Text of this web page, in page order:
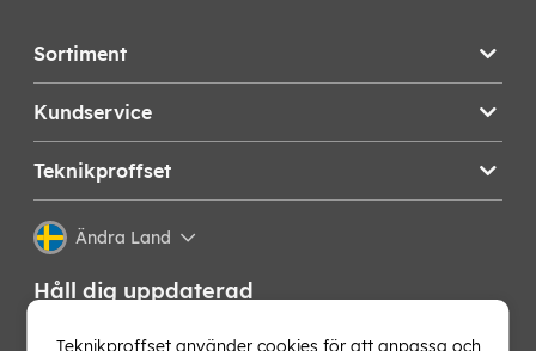
Sortiment
Kundservice
Teknikproffset
Ändra Land
Håll dig uppdaterad
Få de senaste nyheterna, hetaste erbjudandena och
Teknikproffset använder cookies för att anpassa och